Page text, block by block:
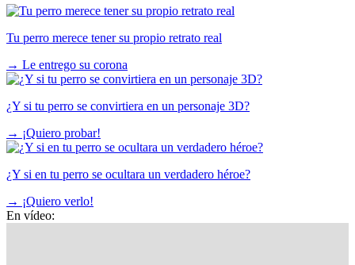
Tu perro merece tener su propio retrato real
→ Le entrego su corona
¿Y si tu perro se convirtiera en un personaje 3D?
→ ¡Quiero probar!
¿Y si en tu perro se ocultara un verdadero héroe?
→ ¡Quiero verlo!
En vídeo: